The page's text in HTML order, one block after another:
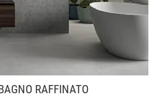
RAFFINATO